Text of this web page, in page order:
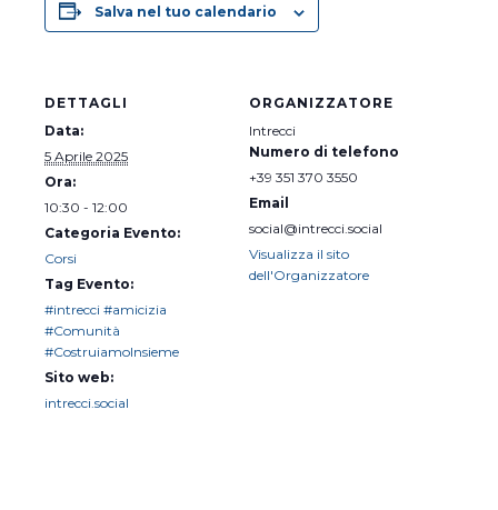
Salva nel tuo calendario
DETTAGLI
Data:
5 Aprile 2025
Ora:
10:30 - 12:00
Categoria Evento:
Corsi
Tag Evento:
#intrecci #amicizia
#Comunità
#CostruiamoInsieme
Sito web:
intrecci.social
ORGANIZZATORE
Intrecci
Numero di telefono
+39 351 370 3550
Email
social@intrecci.social
Visualizza il sito
dell'Organizzatore